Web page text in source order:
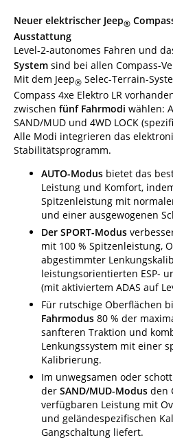
Neuer elektrischer Jeep®
Ausstattung
Level-2-autonomes Fahren und
System sind bei allen Compass-
Mit dem Jeep® Selec-Terrain-
Compass 4xe Elektro LR
zwischen fünf Fahrmodi wählen:
SAND/MUD und 4WD LOCK
Alle Modi integrieren das
Stabilitätsprogramm.
AUTO-Modus bietet das
Leistung und Komfort,
Spitzenleistung mit
und einer ausgewogenen
Der SPORT-Modus
mit 100 % Spitzenleistung,
abgestimmter
leistungsorientierten ESP-
(mit aktiviertem ADAS auf
Für rutschige Oberflächen
Fahrmodus 80 % der
sanfteren Traktion und
Lenkungssystem mit einer
Kalibrierung.
Im unwegsamen oder
der SAND/MUD-Modus den
verfügbaren Leistung mit
und geländespezifischen
Gangschaltung liefert.